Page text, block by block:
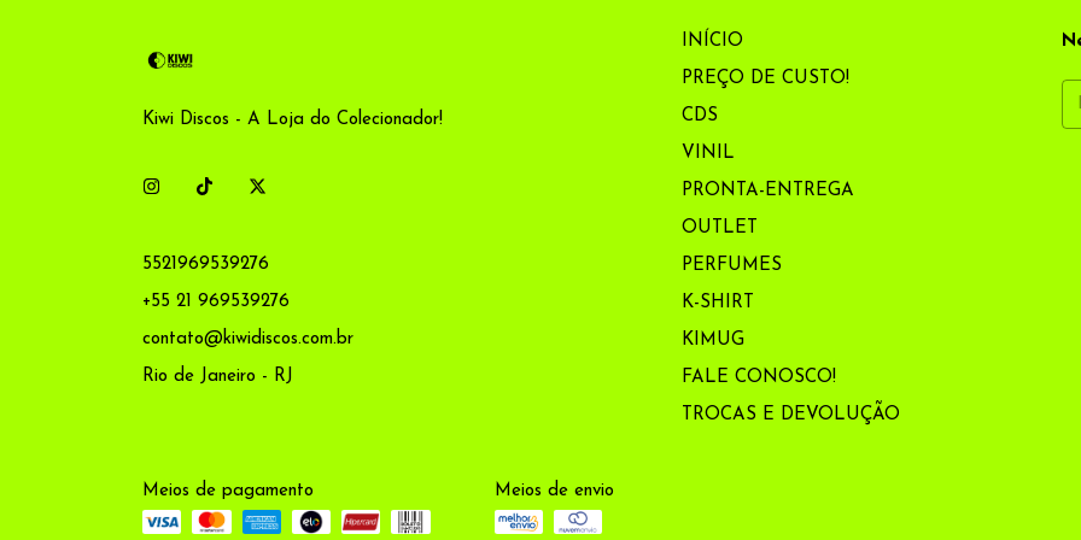
Kiwi Discos - A Loja do Colecionador!
5521969539276
+55 21 969539276
contato@kiwidiscos.com.br
Rio de Janeiro - RJ
INÍCIO
PREÇO DE CUSTO!
CDS
VINIL
PRONTA-ENTREGA
OUTLET
PERFUMES
K-SHIRT
KIMUG
FALE CONOSCO!
TROCAS E DEVOLUÇÃO
Meios de pagamento Meios de envio